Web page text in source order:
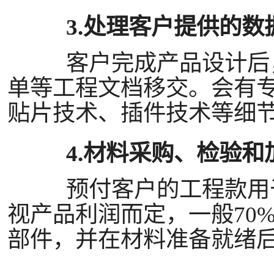
3.处理客户提供的数
客户完成产品设计后
单等工程文档移交。会有
贴片技术、插件技术等细
4.材料采购、检验和
预付客户的工程款用
视产品利润而定，一般
部件，并在材料准备就绪